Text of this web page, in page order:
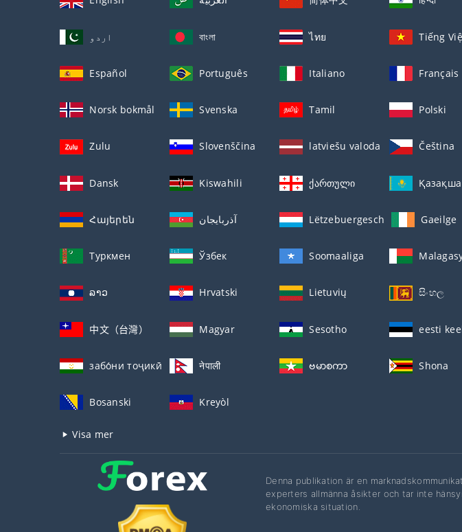
اردو বাংলা ไทย Tiếng
Español Português Italiano Français
Norsk bokmål Svenska Tamil Polski
Zulu Slovenščina latviešu valoda Čeština
Dansk Kiswahili ქართული Қазақша
Հայերեն آذربايجان Lëtzebuergesch Gaeilge
Туркмен Ўзбек Soomaaliga
ລາວ Hrvatski Lietuvių සිංහල
中文（台灣） Magyar Sesotho eesti
забо́ни тоҷикӣ́ नेपाली ဗမာစကာ Shona
Bosanski Kreyòl
Visa mer
Denna publikation är en
experters allmänna åsikter och tar inte
ekonomiska situation.